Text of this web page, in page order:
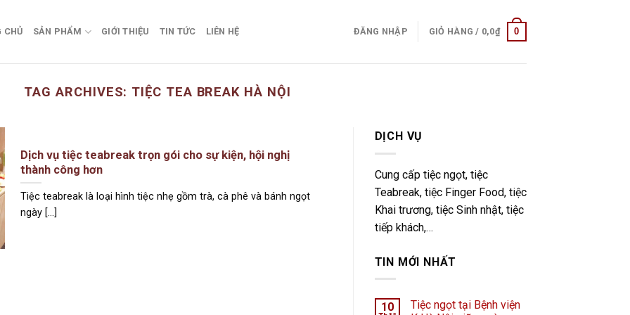
CHỦ SẢN PHẨM GIỚI THIỆU TIN TỨC LIÊN HỆ ĐĂNG NHẬP GIỎ HÀNG / 0,0₫ 0
TAG ARCHIVES: TIỆC TEA BREAK HÀ NỘI
Dịch vụ tiệc teabreak trọn gói cho sự kiện, hội nghị
thành công hơn
Tiệc teabreak là loại hình tiệc nhẹ gồm trà, cà phê và bánh ngọt
ngày [...]
DỊCH VỤ
Cung cấp tiệc ngọt, tiệc
Teabreak, tiệc Finger Food, tiệc
Khai trương, tiệc Sinh nhật, tiệc
tiếp khách,…
TIN MỚI NHẤT
10
Tiệc ngọt tại Bệnh viện